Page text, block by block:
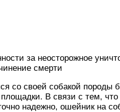
за неосторожное
смерти
со своей собакой породы
В связи с тем,
надежно, ошейник на